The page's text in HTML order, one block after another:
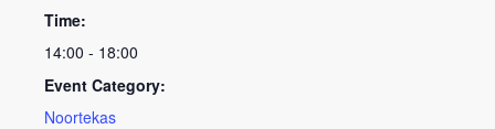
Time:
14:00 - 18:00
Event Category:
Noortekas